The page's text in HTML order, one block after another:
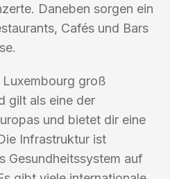
Daneben sorgen ein
Cafés und Bars
groß
gilt als eine der
und bietet dir eine
Infrastruktur ist
Gesundheitssystem auf